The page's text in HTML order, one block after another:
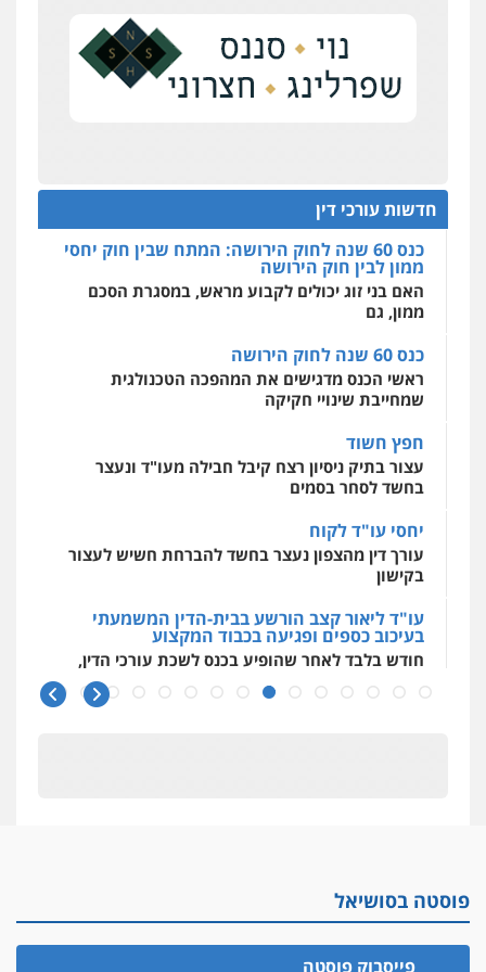
רונן הלל – מוניטין
מחיקת כתבות מגוגל ודחיקת אזכורים
אחסון אתרים
מהירות הגנה גיבוי תמיכה שירותים
מקצועיים לעורכי דין
אסירים עבירות מין
לעורכי דין
0544500346
חדשות עורכי דין
מחוז מרכז לפני הכנסת
כנס תביעות ייצוגיות: הדילמה בין זכויות צרכנים
הדוקטורט של עו"ד יואב ציוני: מע"מ ומוסדות ללא
כוונת רווח
כנס 60 שנה לחוק הירושה: המתח שבין חוק יחסי
ממון לבין חוק הירושה
האם בני זוג יכולים לקבוע מראש, במסגרת הסכם
ממון, גם
כנס 60 שנה לחוק הירושה
ראשי הכנס מדגישים את המהפכה הטכנולגית
שמחייבת שינויי חקיקה
חפץ חשוד
עצור בתיק ניסיון רצח קיבל חבילה מעו"ד ונעצר
בחשד לסחר בסמים
יחסי עו"ד לקוח
עורך דין מהצפון נעצר בחשד להברחת חשיש לעצור
בקישון
עו"ד ליאור קצב הורשע בבית-הדין המשמעתי
בעיכוב כספים ופגיעה בכבוד המקצוע
חודש בלבד לאחר שהופיע בכנס לשכת עורכי הדין,
קצב הורשע
אלה המינויים
הוועדה לבחירת שופטים בחרה 26 שופטים ורשמים
נוספים
פוסטה בסושיאל
פייסבוק פוסטה